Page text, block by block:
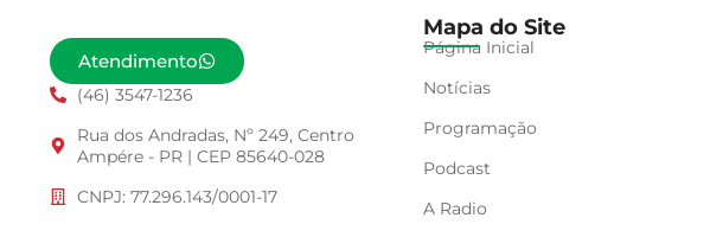
Atendimento
(46) 3547-1236
Rua dos Andradas, Nº 249, Centro
Ampére - PR | CEP 85640-028
CNPJ: 77.296.143/0001-17
Mapa do Site
Página Inicial
Notícias
Programação
Podcast
A Radio